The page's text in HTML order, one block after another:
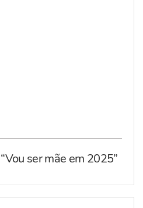
ser mãe em 2025”